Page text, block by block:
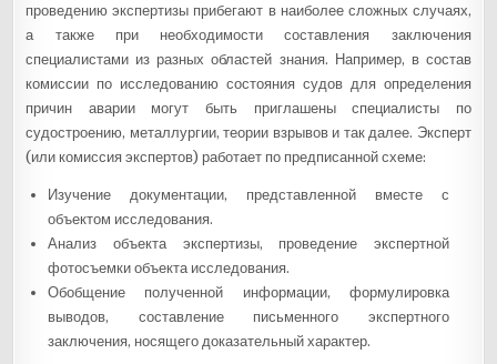
проведению экспертизы прибегают в наиболее сложных случаях,
а также при необходимости составления заключения
специалистами из разных областей знания. Например, в состав
комиссии по исследованию состояния судов для определения
причин аварии могут быть приглашены специалисты по
судостроению, металлургии, теории взрывов и так далее. Эксперт
(или комиссия экспертов) работает по предписанной схеме:
Изучение документации, представленной вместе с
объектом исследования.
Анализ объекта экспертизы, проведение экспертной
фотосъемки объекта исследования.
Обобщение полученной информации, формулировка
выводов, составление письменного экспертного
заключения, носящего доказательный характер.